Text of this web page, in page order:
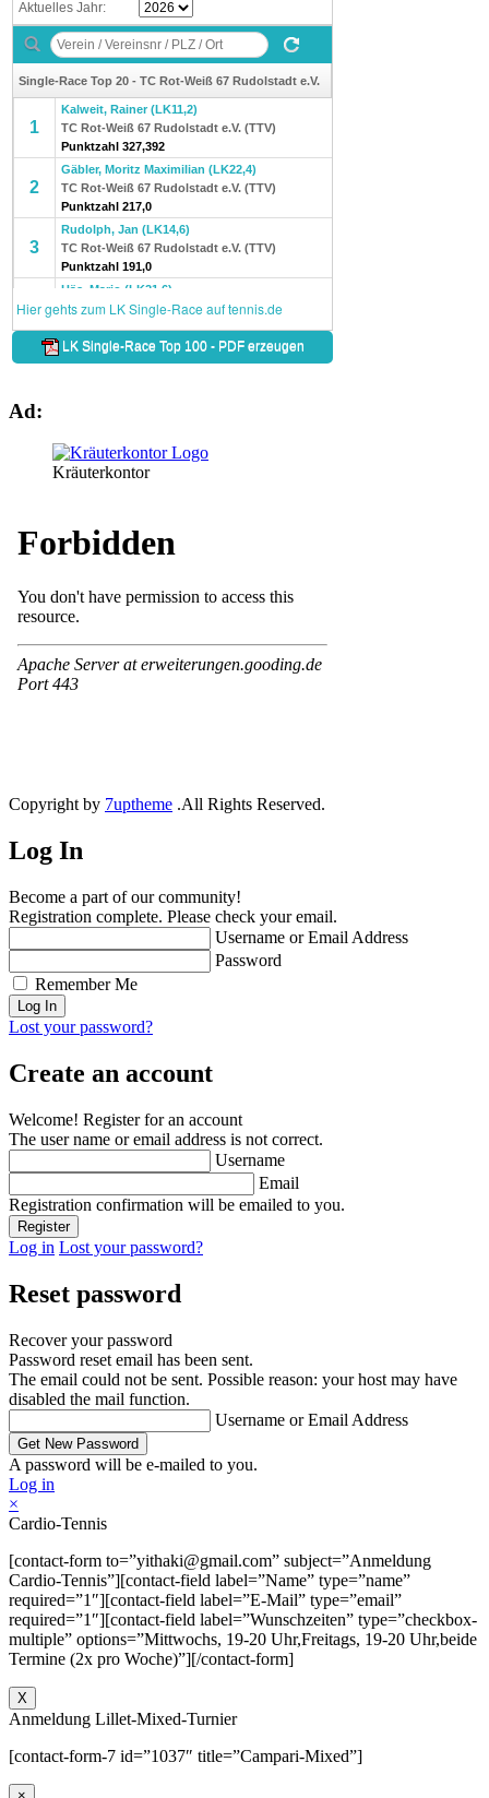
Ad:
Kräuterkontor
Copyright by 7uptheme .All Rights Reserved.
Log In
Become a part of our community!
Registration complete. Please check your email.
Username or Email Address
Password
Remember Me
Lost your password?
Create an account
Welcome! Register for an account
The user name or email address is not correct.
Username
Email
Registration confirmation will be emailed to you.
Log in Lost your password?
Reset password
Recover your password
Password reset email has been sent.
The email could not be sent. Possible reason: your host may have
disabled the mail function.
Username or Email Address
A password will be e-mailed to you.
Log in
×
Cardio-Tennis
[contact-form to=”yithaki@gmail.com” subject=”Anmeldung
Cardio-Tennis”][contact-field label=”Name” type=”name”
required=”1″][contact-field label=”E-Mail” type=”email”
required=”1″][contact-field label=”Wunschzeiten” type=”checkbox-
multiple” options=”Mittwochs, 19-20 Uhr,Freitags, 19-20 Uhr,beide
Termine (2x pro Woche)”][/contact-form]
X
Anmeldung Lillet-Mixed-Turnier
[contact-form-7 id=”1037″ title=”Campari-Mixed”]